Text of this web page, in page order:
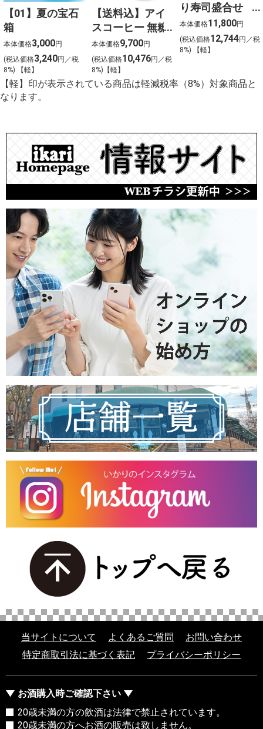
【01】夏の宝石
箱
本体価格3,000円
(税込価格3,240円／税
8%) 【軽】
【送料込】アイ
スコーヒー 無糖
〈ケース販売〉
本体価格9,700円
(税込価格10,476円／税
8%)【軽】
り寿司盛合せ
（上）〈４人
前〉
本体価格11,800円
(税込価格12,744円／税
8%) 【軽】
【軽】印が表示されている商品は軽減税率（8%）対象商品と
なります。
当サイトについて よくあるご質問
お問い合わせ
特定商取引法に基づく表記
プライバシーポリシー
お酒購入時ご確認下さい
20歳未満の方の飲酒は法律で禁止されています。
20歳未満の方へお酒の販売は致しません。